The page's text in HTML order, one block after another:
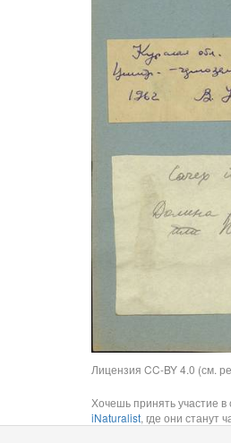
Лицензия CC-BY 4.0 (см.
Хочешь принять участие
iNaturalist, где они станут